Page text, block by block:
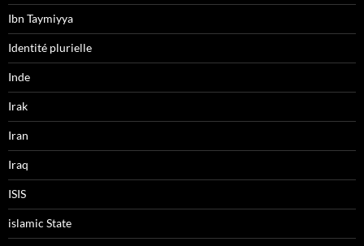
Ibn Taymiyya
Identité plurielle
Inde
Irak
Iran
Iraq
ISIS
islamic State